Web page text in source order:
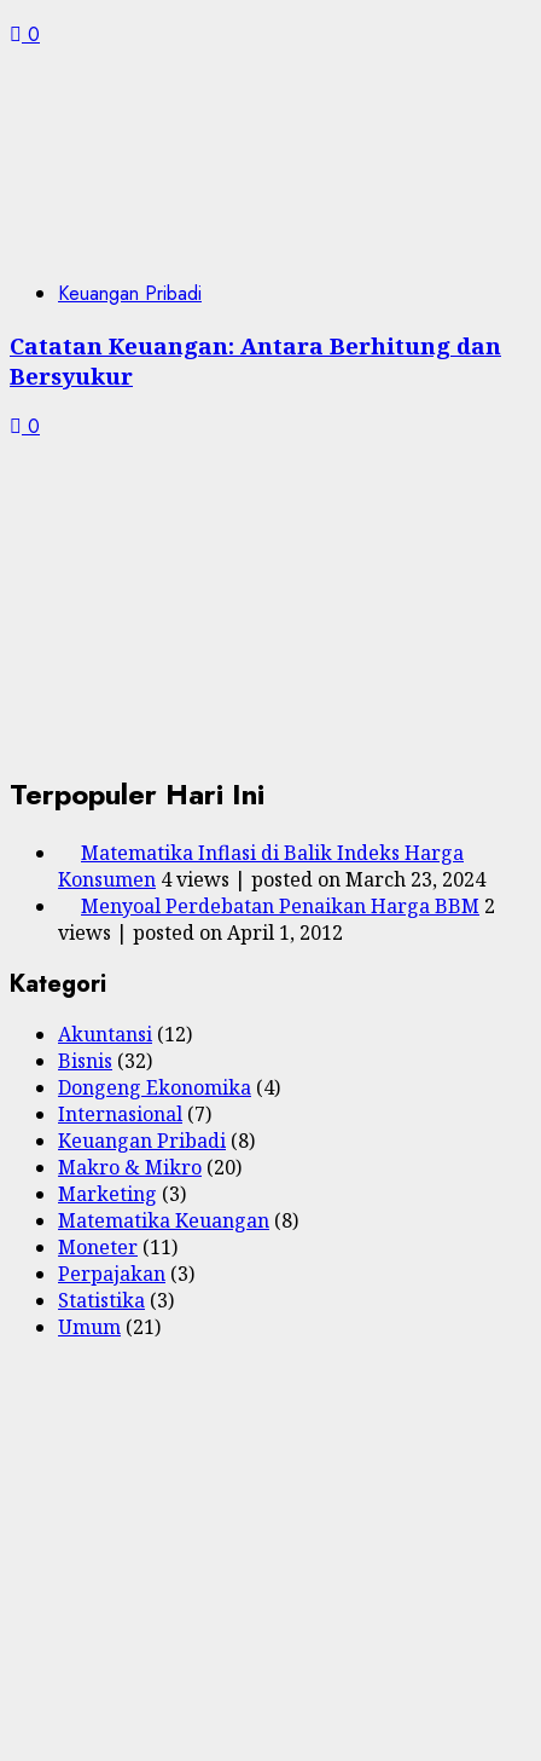
0
Keuangan Pribadi
Catatan Keuangan: Antara Berhitung dan
Bersyukur
0
Terpopuler Hari Ini
Matematika Inflasi di Balik Indeks Harga
Konsumen 4 views | posted on March 23, 2024
Menyoal Perdebatan Penaikan Harga BBM 2
views | posted on April 1, 2012
Kategori
Akuntansi (12)
Bisnis (32)
Dongeng Ekonomika (4)
Internasional (7)
Keuangan Pribadi (8)
Makro & Mikro (20)
Marketing (3)
Matematika Keuangan (8)
Moneter (11)
Perpajakan (3)
Statistika (3)
Umum (21)